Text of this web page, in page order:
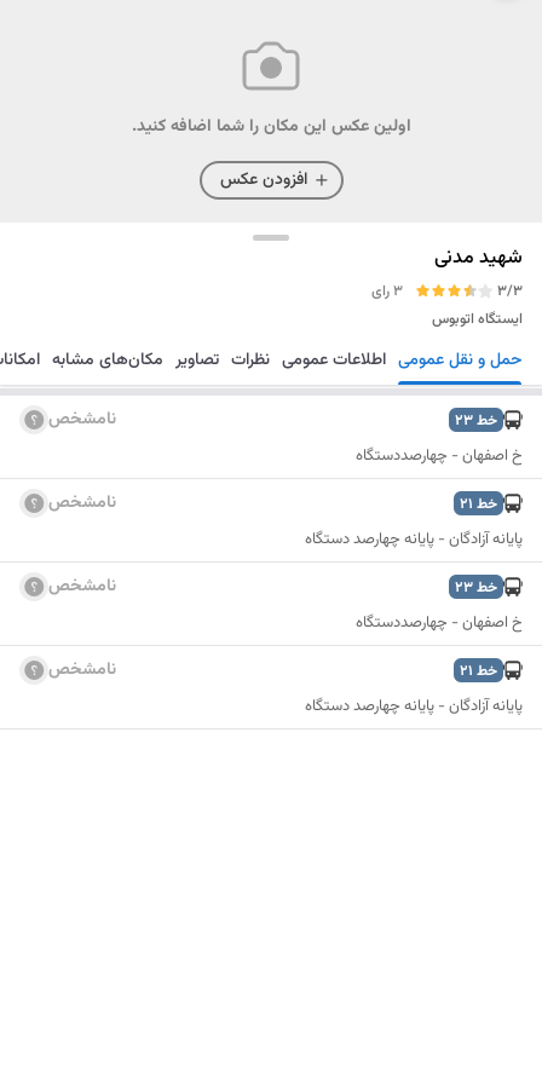
اولین عکس این مکان را شما اضافه کنید.
افزودن عکس
شهید مدنی
3/3
3 رای
ایستگاه اتوبوس
مسیریابی ذخیره ارسال حمل و نقل عمومی اطلاعات عمومی نظرات تصاویر مکان‌های مشابه
خط23 نامشخص
خ اصفهان - چهارصددستگاه
خط 21 نامشخص
پایانه آزادگان - پایانه چهارصد دستگاه
خط23 نامشخص
خ اصفهان - چهارصددستگاه
خط 21 نامشخص
پایانه آزادگان - پایانه چهارصد دستگاه